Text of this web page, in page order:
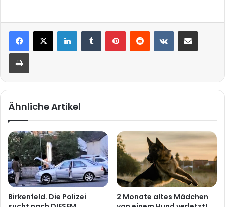
LinkedInTumblr PinterestReddit VKontakteTeile per E-Mail
Drucken
Ähnliche Artikel
Birkenfeld. Die Polizei
2 Monate altes Mädchen